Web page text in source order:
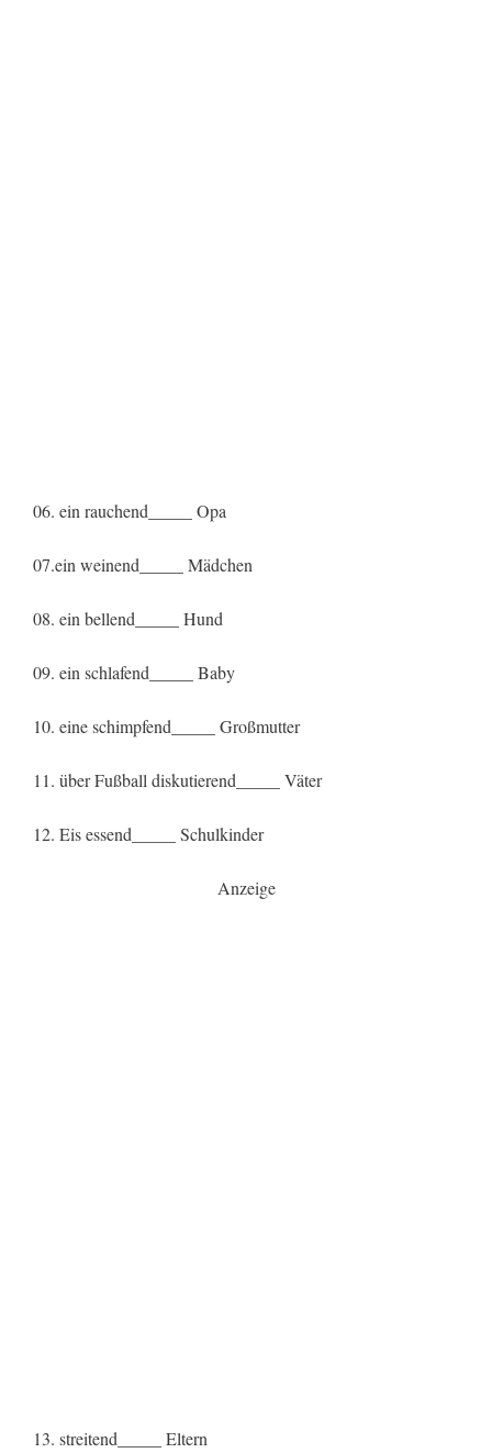
06. ein rauchend_____ Opa
07.ein weinend_____ Mädchen
08. ein bellend_____ Hund
09. ein schlafend_____ Baby
10. eine schimpfend_____ Großmutter
11. über Fußball diskutierend_____ Väter
12. Eis essend_____ Schulkinder
Anzeige
13. streitend_____ Eltern